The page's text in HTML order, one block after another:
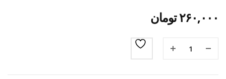
۲۶۰,۰۰۰تومان